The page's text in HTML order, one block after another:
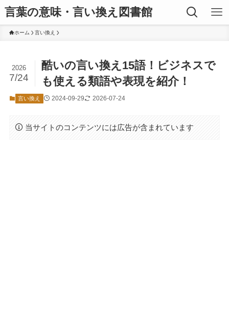
言葉の意味・言い換え図書館
ホーム 言い換え
酷いの言い換え15語！ビジネスで
も使える類語や表現を紹介！
2026
7/24
言い換え 2024-09-29 2026-07-24
当サイトのコンテンツには広告が含まれています